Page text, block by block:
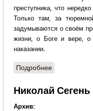
преступника, что
Только там, за
задумываются о своём
жизни, о Боге и вере, о
наказании.
Подробнеео Дмитрий
Николай
Архив: